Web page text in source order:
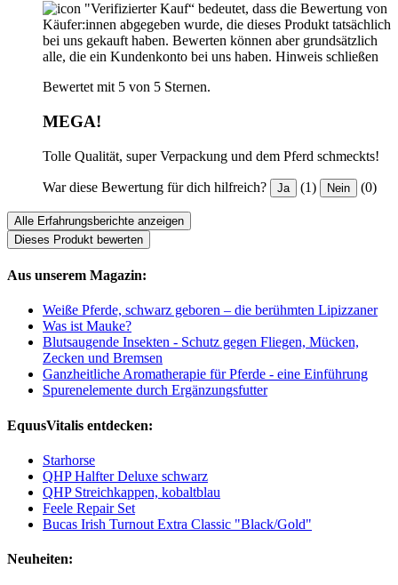
"Verifizierter Kauf“ bedeutet, dass die Bewertung von
Käufer:innen abgegeben wurde, die dieses Produkt tatsächlich
bei uns gekauft haben. Bewerten können aber grundsätzlich
alle, die ein Kundenkonto bei uns haben. Hinweis schließen
Bewertet mit 5 von 5 Sternen.
MEGA!
Tolle Qualität, super Verpackung und dem Pferd schmeckts!
War diese Bewertung für dich hilfreich? Ja (1) Nein (0)
Alle Erfahrungsberichte anzeigen
Dieses Produkt bewerten
Aus unserem Magazin:
Weiße Pferde, schwarz geboren – die berühmten Lipizzaner
Was ist Mauke?
Blutsaugende Insekten - Schutz gegen Fliegen, Mücken,
Zecken und Bremsen
Ganzheitliche Aromatherapie für Pferde - eine Einführung
Spurenelemente durch Ergänzungsfutter
EquusVitalis entdecken:
Starhorse
QHP Halfter Deluxe schwarz
QHP Streichkappen, kobaltblau
Feele Repair Set
Bucas Irish Turnout Extra Classic "Black/Gold"
Neuheiten: